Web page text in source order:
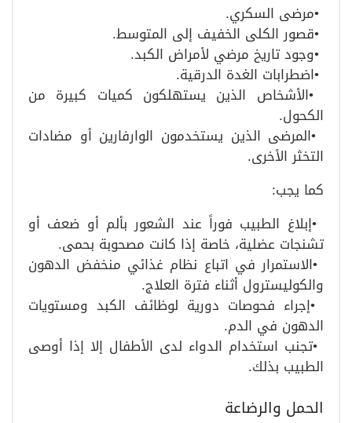
•مرضى السكري.
•قصور الكلى الخفيف إلى المتوسط.
•وجود تاريخ مرضي لأمراض الكبد.
•اضطرابات الغدة الدرقية.
•الأشخاص الذين يستهلكون كميات كبيرة من
الكحول.
•المرضى الذين يستخدمون الوارفارين أو مضادات
التخثر الأخرى.
كما يجب:
•إبلاغ الطبيب فوراً عند الشعور بألم أو ضعف أو
تشنجات عضلية، خاصة إذا كانت مصحوبة بحمى.
•الاستمرار في اتباع نظام غذائي منخفض الدهون
والكوليسترول أثناء فترة العلاج.
•إجراء فحوصات دورية لوظائف الكبد ومستويات
الدهون في الدم.
•تجنب استخدام الدواء لدى الأطفال إلا إذا أوصى
الطبيب بذلك.
الحمل والرضاعة